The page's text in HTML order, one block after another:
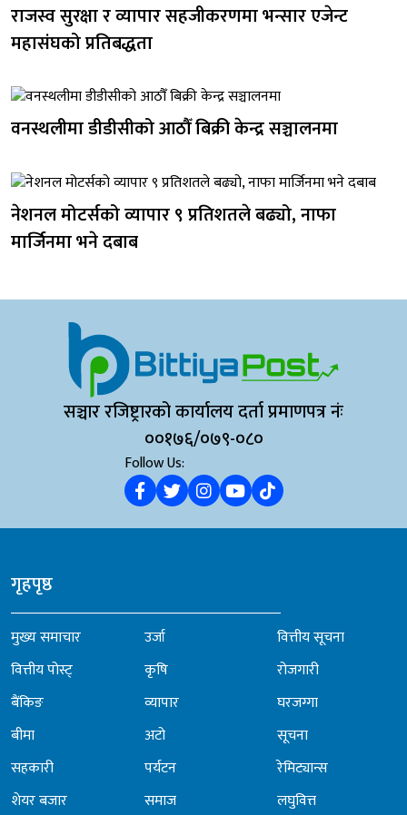
राजस्व सुरक्षा र व्यापार सहजीकरणमा भन्सार एजेन्ट
महासंघको प्रतिबद्धता
वनस्थलीमा डीडीसीको आठौँ बिक्री केन्द्र सञ्चालनमा
नेशनल मोटर्सको व्यापार ९ प्रतिशतले बढ्यो, नाफा
मार्जिनमा भने दबाब
सञ्चार रजिष्ट्रारको कार्यालय दर्ता प्रमाणपत्र नंः
००१७६/०७९-०८०
Follow Us:
गृहपृष्ठ
मुख्य समाचार
वित्तीय पोस्ट्
बैंकिङ
बीमा
सहकारी
शेयर बजार
उर्जा
कृषि
व्यापार
अटो
पर्यटन
समाज
वित्तीय सूचना
रोजगारी
घरजग्गा
सूचना
रेमिट्यान्स
लघुवित्त